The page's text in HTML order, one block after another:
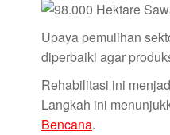
b
o
o
k
s
A
p
p
g
r
a
m
e
n
g
e
r
Upaya pemulihan
diperbaiki agar
Rehabilitasi ini
Langkah ini
Bencana.